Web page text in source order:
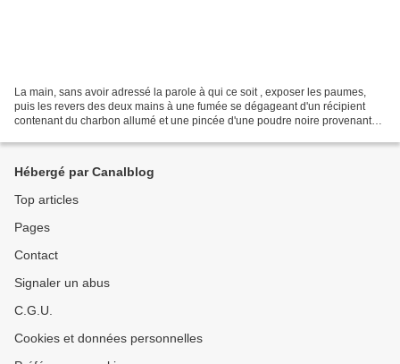
La main, sans avoir adressé la parole à qui ce soit , exposer les paumes,
puis les revers des deux mains à une fumée se dégageant d'un récipient
contenant du charbon allumé et une pincée d'une poudre noire provenant
Hébergé par Canalblog
Top articles
Pages
Contact
Signaler un abus
C.G.U.
Cookies et données personnelles